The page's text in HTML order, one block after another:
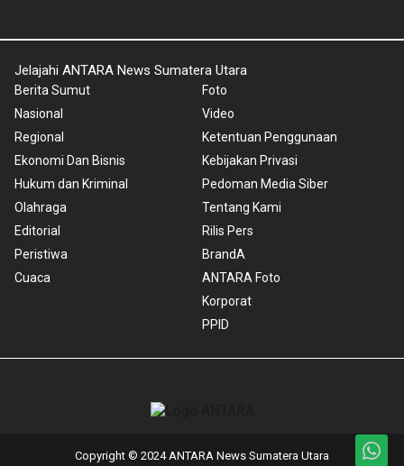
Jelajahi ANTARA News Sumatera Utara
Berita Sumut
Nasional
Regional
Ekonomi Dan Bisnis
Hukum dan Kriminal
Olahraga
Editorial
Peristiwa
Cuaca
Foto
Video
Ketentuan Penggunaan
Kebijakan Privasi
Pedoman Media Siber
Tentang Kami
Rilis Pers
BrandA
ANTARA Foto
Korporat
PPID
Copyright © 2024 ANTARA News Sumatera Utara